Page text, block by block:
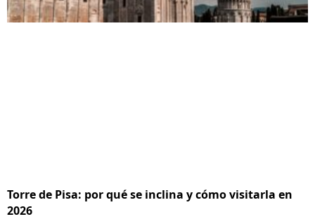
Torre de Pisa: por qué se inclina y cómo visitarla en
2026